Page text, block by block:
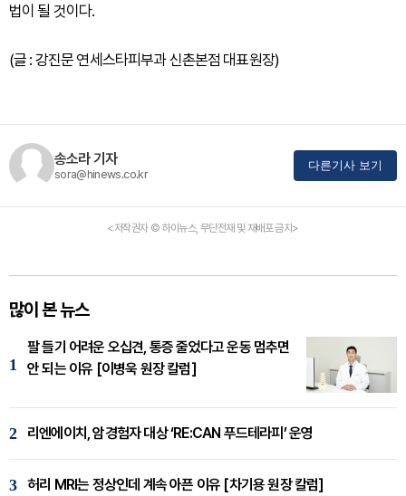
법이 될 것이다.
(글 : 강진문 연세스타피부과 신촌본점 대표원장)
송소라 기자
sora@hinews.co.kr
다른기사 보기
<저작권자 © 하이뉴스, 무단전재 및 재배포 금지>
많이 본 뉴스
1
팔 들기 어려운 오십견, 통증 줄었다고 운동 멈추면
안 되는 이유 [이병욱 원장 칼럼]
2 리엔에이치, 암경험자 대상 ‘RE:CAN 푸드테라피’ 운영
3 허리 MRI는 정상인데 계속 아픈 이유 [차기용 원장 칼럼]